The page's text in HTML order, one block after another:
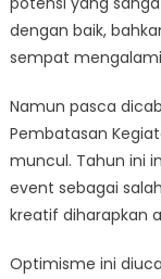
dengan baik,
sempat
Namun pasca
Pembatasan
muncul. Tahun ini
event sebagai
kreatif diharapkan
Optimisme ini